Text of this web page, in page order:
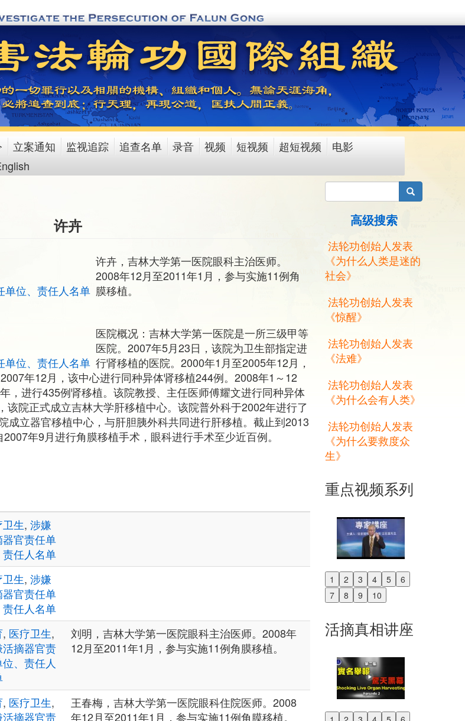
立案通知 监视追踪 追查名单 录音 视频 短视频 超短视频
电影
许卉
单位、责任人名单
许卉，吉林大学第一医院眼科主治医师。
2008年12月至2011年1月，参与实施11例角
膜移植。
单位、责任人名单
医院概况：吉林大学第一医院是一所三级甲等
医院。2007年5月23日，该院为卫生部指定进
行肾移植的医院。2000年1月至2005年12月，
年12月，该中心进行同种异体肾移植244例。2008年1～12
，进行435例肾移植。该院教授、主任医师傅耀文进行同种异体
该院正式成立吉林大学肝移植中心。该院普外科于2002年进行了
成立器官移植中心，与肝胆胰外科共同进行肝移植。截止到2013
年9月进行角膜移植手术，眼科进行手术至少近百例。
生, 涉嫌
官责任单
任人名单
生, 涉嫌
官责任单
任人名单
, 医疗卫生,
摘器官责
、责任人
刘明，吉林大学第一医院眼科主治医师。2008年
12月至2011年1月，参与实施11例角膜移植。
, 医疗卫生,
摘器官责
王春梅，吉林大学第一医院眼科住院医师。2008
年12月至2011年1月，参与实施11例角膜移植。
搜索
高级搜索
法轮功创始人发表
《为什么人类是迷的
社会》
法轮功创始人发表
《惊醒》
法轮功创始人发表
《法难》
法轮功创始人发表
《为什么会有人类》
法轮功创始人发表
《为什么要救度众
生》
重点视频系列
1 2 3 4 5
6
7
8 9 10
Previous
Next
活摘真相讲座